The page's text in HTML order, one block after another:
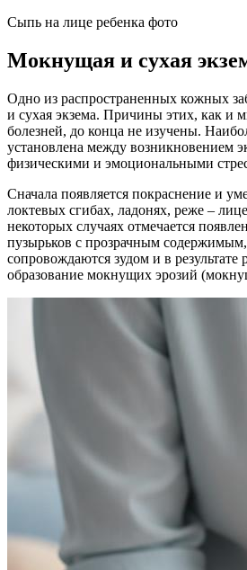
Сыпь на лице ребенка фото
Мокнущая и сухая
Одно из распространенных кожных
и сухая экзема. Причины этих, как и
болезней, до конца не изучены.
установлена между возникновением
физическими и эмоциональными
Сначала появляется покраснение и
локтевых сгибах, ладонях, реже –
некоторых случаях отмечается
пузырьков с прозрачным
сопровождаются зудом и в результате
образование мокнущих эрозий